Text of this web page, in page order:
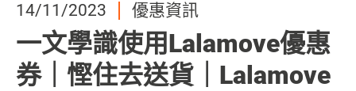
14/11/2023 優惠資訊
一文學識使用Lalamove優惠
券｜慳住去送貨｜Lalamove